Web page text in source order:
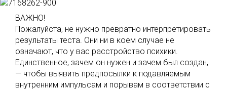
ВАЖНО!
Пожалуйста, не нужно превратно интерпретировать
результаты теста. Они ни в коем случае не
означают, что у вас расстройство психики.
Единственное, зачем он нужен и зачем был создан,
— чтобы выявить предпосылки к подавляемым
внутренним импульсам и порывам в соответствии с